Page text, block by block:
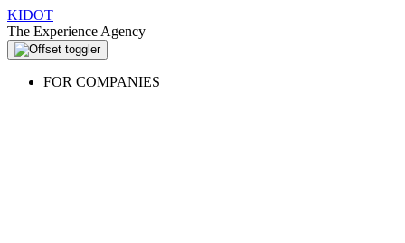
KIDOT
The Experience Agency
FOR COMPANIES